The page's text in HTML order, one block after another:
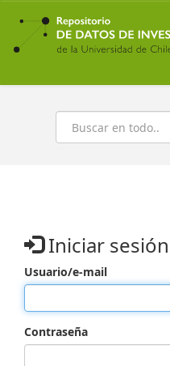
Ir
contenido
principal
Buscar
Iniciar sesión
Usuario/e-mail
Contraseña